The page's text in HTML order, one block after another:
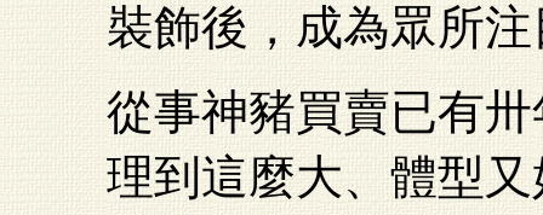
裝飾後，成為眾所
從事神豬買賣已有
理到這麼大、體型